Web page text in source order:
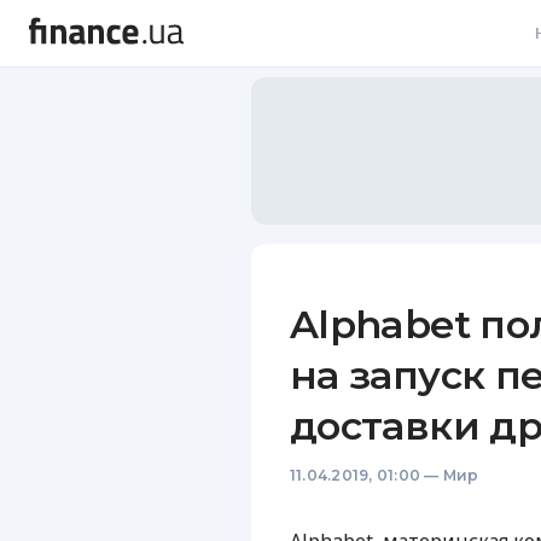
Alphabet
на запуск
доставки
11.04.2019, 01:00 — Мир